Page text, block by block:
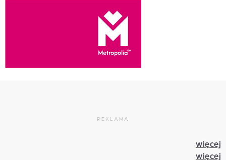
REKLAMA
więcej
więcej